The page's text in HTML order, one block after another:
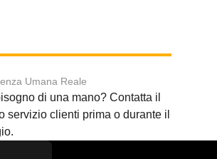
Umana Reale
di una mano? Contatta il
servizio clienti prima o durante il